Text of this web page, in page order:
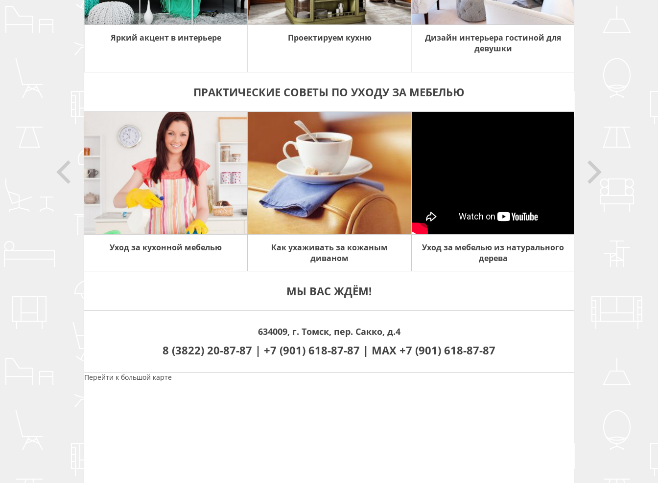
Яркий акцент в интерьере Проектируем кухню
Дизайн интерьера гостиной для
девушки
ПРАКТИЧЕСКИЕ СОВЕТЫ ПО УХОДУ ЗА МЕБЕЛЬЮ
Уход за кухонной мебелью
Как ухаживать за кожаным
диваном
Уход за мебелью из натурального
дерева
МЫ ВАС ЖДЁМ!
634009, г. Томск, пер. Сакко, д.4
8 (3822) 20-87-87 | +7 (901) 618-87-87 | MAX +7 (901) 618-87-87
Перейти к большой карте